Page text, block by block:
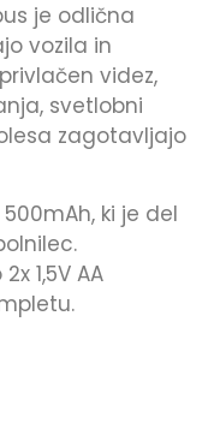
je odlična
vozila in
videz,
svetlobni
zagotavljajo
ki je del
1,5V AA